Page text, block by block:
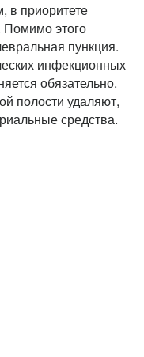
в приоритете
Помимо этого
пункция.
инфекционных
обязательно.
полости удаляют,
средства.